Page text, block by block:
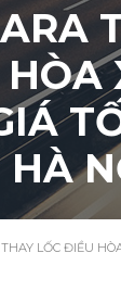
LỐC ĐIỀU